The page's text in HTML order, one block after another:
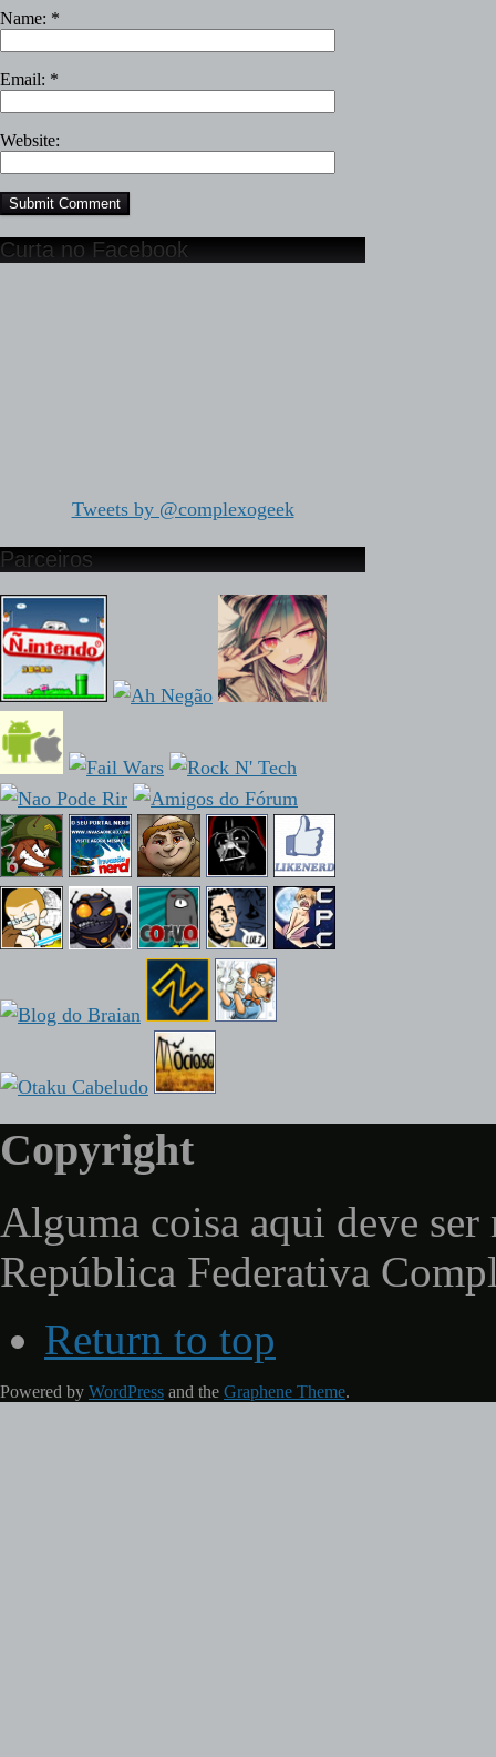
Name: *
Email: *
Website:
Curta no Facebook
Tweets by @complexogeek
Parceiros
Copyright
Alguma coisa aqui deve ser
República Federativa
Return to top
Powered by WordPress and the Graphene Theme.